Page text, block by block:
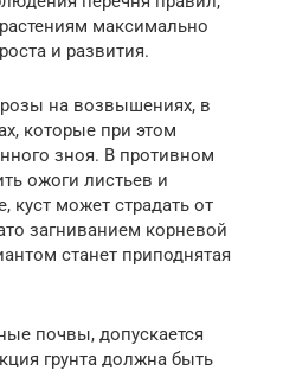
максимально
и развития.
на возвышениях, в
которые при этом
зноя. В противном
ожоги листьев и
куст может страдать от
загниванием корневой
станет приподнятая
почвы, допускается
грунта должна быть